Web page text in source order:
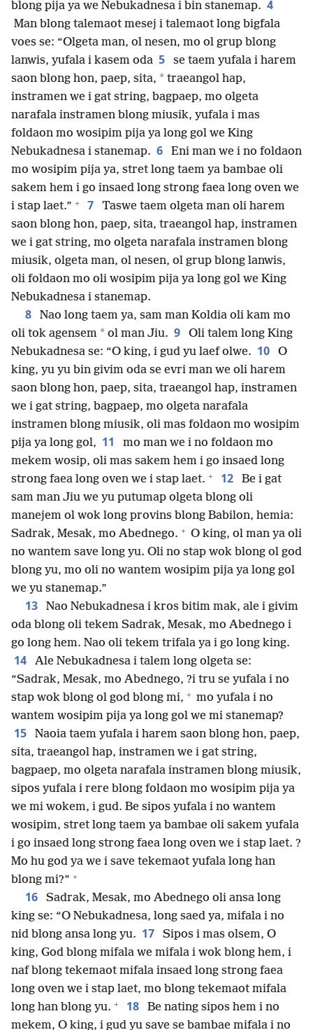
blong pija ya we Nebukadnesa i bin stanemap. 4
Man blong talemaot mesej i talemaot long bigfala
voes se: “Olgeta man, ol nesen, mo ol grup blong
lanwis, yufala i kasem oda 5
se taem yufala i harem
saon blong hon, paep, sita, * traeangol hap,
instramen we i gat string, bagpaep, mo olgeta
narafala instramen blong miusik, yufala i mas
foldaon mo wosipim pija ya long gol we King
Nebukadnesa i stanemap. 6
Eni man we i no foldaon
mo wosipim pija ya, stret long taem ya bambae oli
sakem hem i go insaed long strong faea long oven we
i stap laet.” + 7
Taswe taem olgeta man oli harem
saon blong hon, paep, sita, traeangol hap, instramen
we i gat string, mo olgeta narafala instramen blong
miusik, olgeta man, ol nesen, ol grup blong lanwis,
oli foldaon mo oli wosipim pija ya long gol we King
Nebukadnesa i stanemap.
8
Nao long taem ya, sam man Koldia oli kam mo
oli tok agensem * ol man Jiu. 9
Oli talem long King
Nebukadnesa se: “O king, i gud yu laef olwe. 10
O
king, yu yu bin givim oda se evri man we oli harem
saon blong hon, paep, sita, traeangol hap, instramen
we i gat string, bagpaep, mo olgeta narafala
instramen blong miusik, oli mas foldaon mo wosipim
pija ya long gol, 11
mo man we i no foldaon mo
mekem wosip, oli mas sakem hem i go insaed long
strong faea long oven we i stap laet. + 12
Be i gat
sam man Jiu we yu putumap olgeta blong oli
manejem ol wok long provins blong Babilon, hemia:
Sadrak, Mesak, mo Abednego. + O king, ol man ya oli
no wantem save long yu. Oli no stap wok blong ol god
blong yu, mo oli no wantem wosipim pija ya long gol
we yu stanemap.”
13
Nao Nebukadnesa i kros bitim mak, ale i givim
oda blong oli tekem Sadrak, Mesak, mo Abednego i
go long hem. Nao oli tekem trifala ya i go long king.
14
Ale Nebukadnesa i talem long olgeta se:
“Sadrak, Mesak, mo Abednego, ?i tru se yufala i no
stap wok blong ol god blong mi, + mo yufala i no
wantem wosipim pija ya long gol we mi stanemap?
15
Naoia taem yufala i harem saon blong hon, paep,
sita, traeangol hap, instramen we i gat string,
bagpaep, mo olgeta narafala instramen blong miusik,
sipos yufala i rere blong foldaon mo wosipim pija ya
we mi wokem, i gud. Be sipos yufala i no wantem
wosipim, stret long taem ya bambae oli sakem yufala
i go insaed long strong faea long oven we i stap laet. ?
Mo hu god ya we i save tekemaot yufala long han
blong mi?” +
16
Sadrak, Mesak, mo Abednego oli ansa long
king se: “O Nebukadnesa, long saed ya, mifala i no
nid blong ansa long yu. 17
Sipos i mas olsem, O
king, God blong mifala we mifala i wok blong hem, i
naf blong tekemaot mifala insaed long strong faea
long oven we i stap laet, mo blong tekemaot mifala
long han blong yu. + 18
Be nating sipos hem i no
mekem, O king, i gud yu save se bambae mifala i no